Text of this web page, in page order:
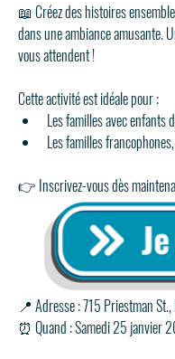
📖 Créez des histoires
dans une ambiance amusante.
vous attendent !
Cette activité est idéale pour :
Les familles avec enfants
Les familles
👉 Inscrivez-vous dès
📍 Adresse : 715 Priestman
⏰ Quand : Samedi 25 janvier